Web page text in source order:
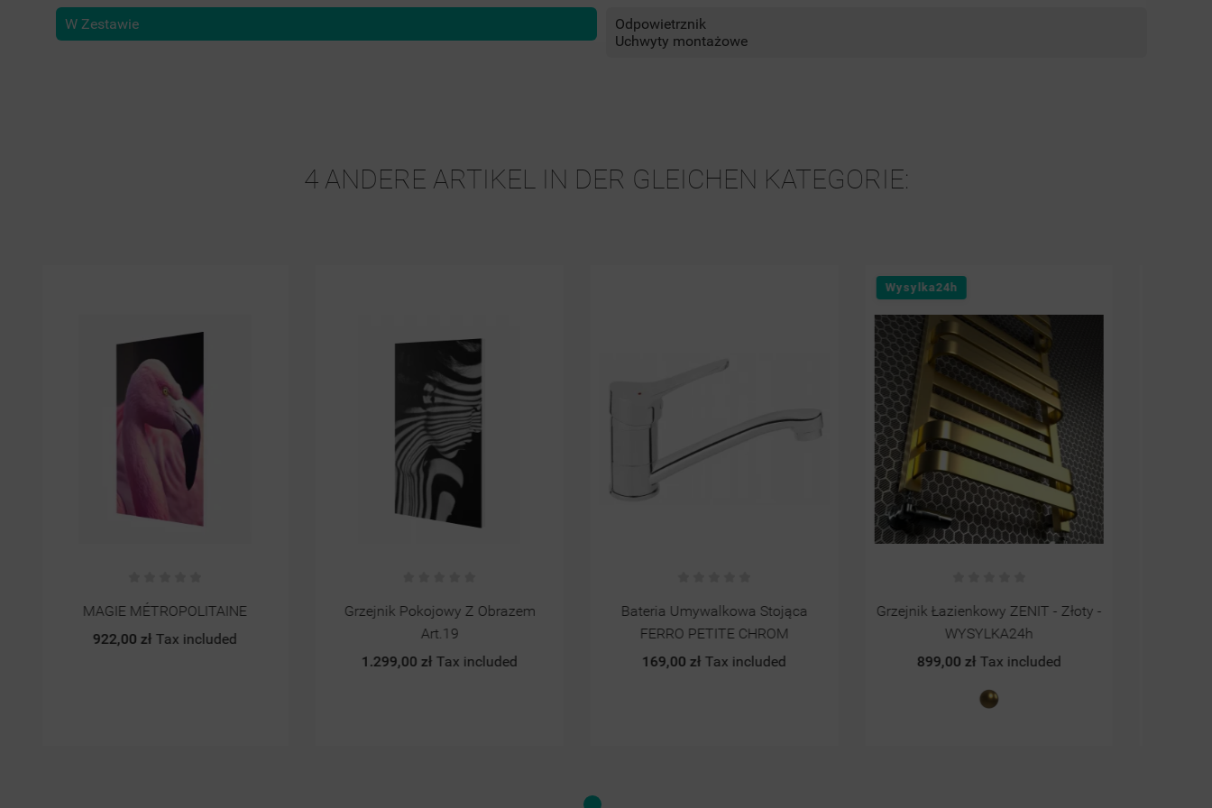
W Zestawie
Odpowietrznik
Uchwyty montażowe
4 ANDERE ARTIKEL IN DER GLEICHEN KATEGORIE:
Grzejnik Pokojowy Z Obrazem
Art.19
Bateria Umywalkowa Stojąca
FERRO PETITE CHROM
169,00 złTax included
Grzejnik Łazienkowy ZENIT - Złoty -
WYSYLKA24h
899,00 złTax included
MAGIE MÉTROPOLITAINE
922,00 złTax included